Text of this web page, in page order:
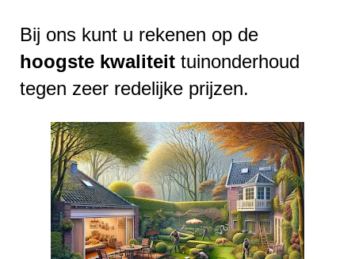
Bij ons kunt u rekenen op de
hoogste kwaliteit tuinonderhoud
tegen zeer redelijke prijzen.